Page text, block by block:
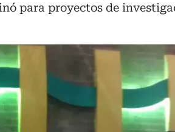
para proyectos de